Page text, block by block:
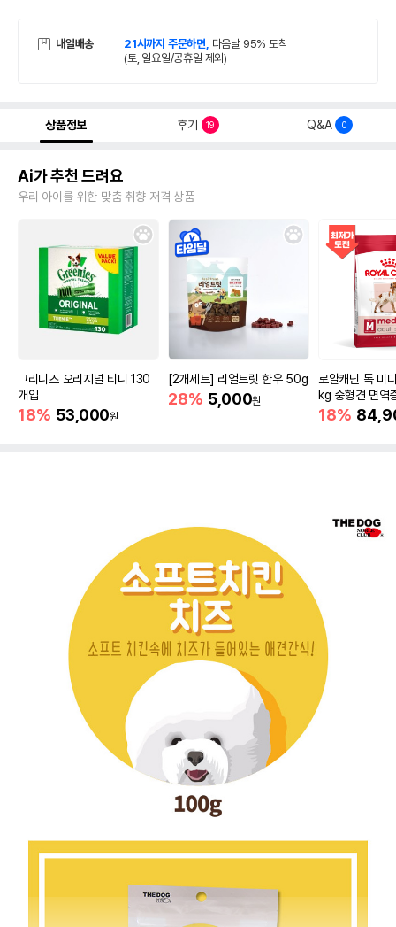
내일배송 21시까지 주문하면, 다음날 95% 도착
(토, 일요일/공휴일 제외)
상품정보 후기 19 Q&A 0
Ai가 추천 드려요
우리 아이를 위한 맞춤 취향 저격 상품
그리니즈 오리지널 티니 130
개입
18% 53,000원
[2개세트] 리얼트릿 한우 50g
28% 5,000원
로얄캐닌 독 미
kg 중형견 면역
18%